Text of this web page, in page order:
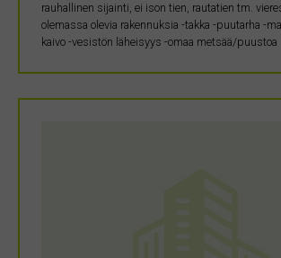
rauhallinen sijainti, ei ison tien, rautatien tm.
olemassa olevia rakennuksia -takka -puutarha -
kaivo -vesistön läheisyys -omaa metsää/puustoa